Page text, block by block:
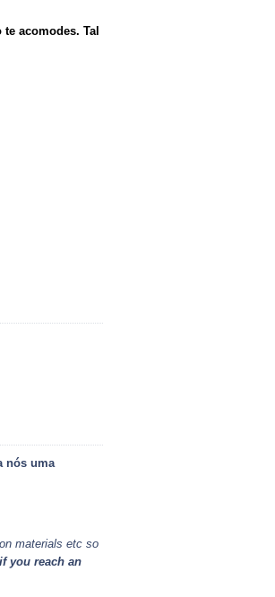
acomodes. Tal
nós uma
materials etc so
you reach an